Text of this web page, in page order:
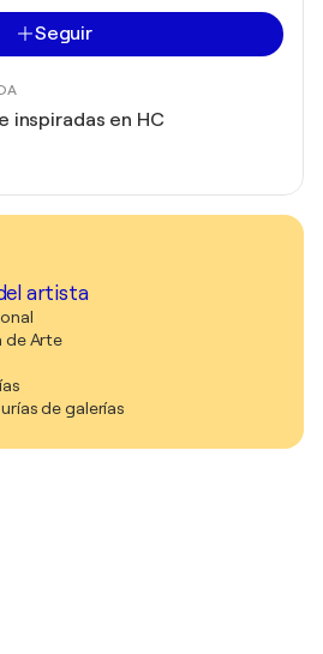
Seguir
inspiradas en HC
artista
de Arte
de galerías